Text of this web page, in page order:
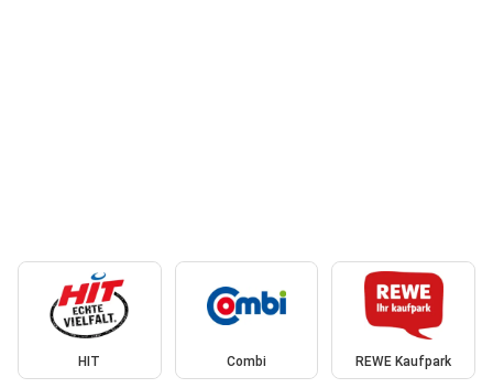
HIT Combi REWE Kaufpark